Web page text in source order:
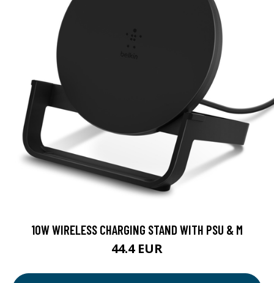
10W WIRELESS CHARGING STAND WITH PSU & M
44.4 EUR